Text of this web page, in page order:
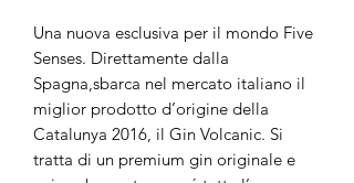
Una nuova esclusiva per il mondo Five
Senses. Direttamente dalla
Spagna,sbarca nel mercato italiano il
miglior prodotto d’origine della
Catalunya 2016, il Gin Volcanic. Si
tratta di un premium gin originale e